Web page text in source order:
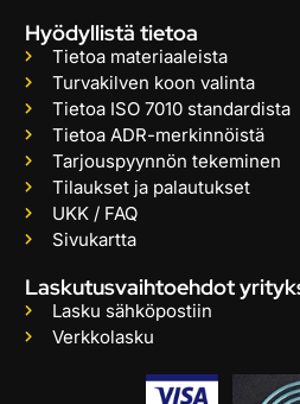
Hyödyllistä tietoa
Tietoa materiaaleista
Turvakilven koon valinta
Tietoa ISO 7010 standardista
Tietoa ADR-merkinnöistä
Tarjouspyynnön tekeminen
Tilaukset ja palautukset
UKK / FAQ
Sivukartta
Laskutusvaihtoehdot
Lasku sähköpostiin
Verkkolasku